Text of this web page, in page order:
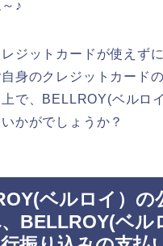
♪
ジットカードが使えず
身のクレジットカード
で、BELLROY(ベルロ
かがでしょうか？
ベルロイ）の
BELLROY(ベル